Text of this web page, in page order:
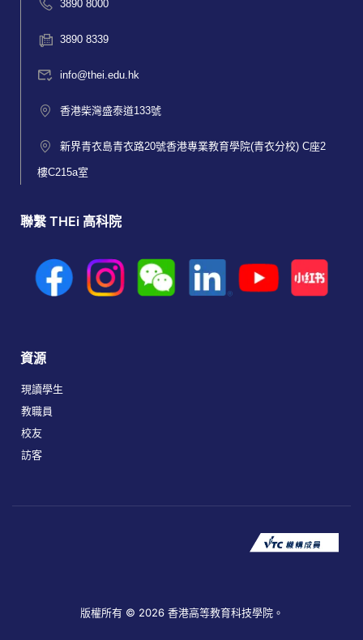
3890 8000
3890 8339
info@thei.edu.hk
香港柴灣盛泰道133號
新界青衣島青衣路20號香港專業教育學院(青衣分校) C座2
樓C215a室
聯繫 THEi 高科院
資源
現讀學生
教職員
校友
訪客
版權所有 © 2026 香港高等教育科技學院。